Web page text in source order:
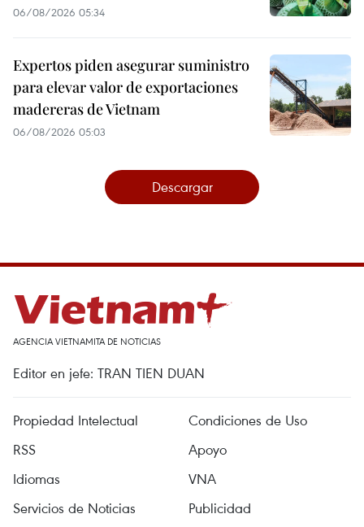
06/08/2026 05:34
Expertos piden asegurar suministro
para elevar valor de exportaciones
madereras de Vietnam
06/08/2026 05:03
Descargar
AGENCIA VIETNAMITA DE NOTICIAS
Editor en jefe: TRAN TIEN DUAN
Propiedad Intelectual
Condiciones de Uso
RSS
Apoyo
Idiomas
VNA
Servicios de Noticias
Publicidad